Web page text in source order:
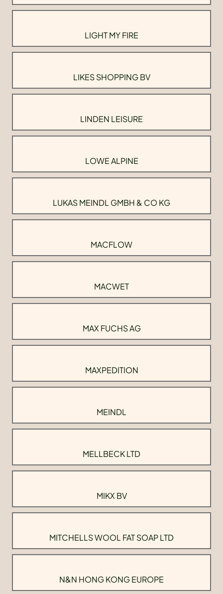
LIGHT MY FIRE
LIKES SHOPPING BV
LINDEN LEISURE
LOWE ALPINE
LUKAS MEINDL GMBH & CO KG
MACFLOW
MACWET
MAX FUCHS AG
MAXPEDITION
MEINDL
MELLBECK LTD
MIKX BV
MITCHELLS WOOL FAT SOAP LTD
N&N HONG KONG EUROPE